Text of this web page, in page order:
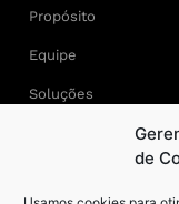
de
Propósito
Equipe
Soluções